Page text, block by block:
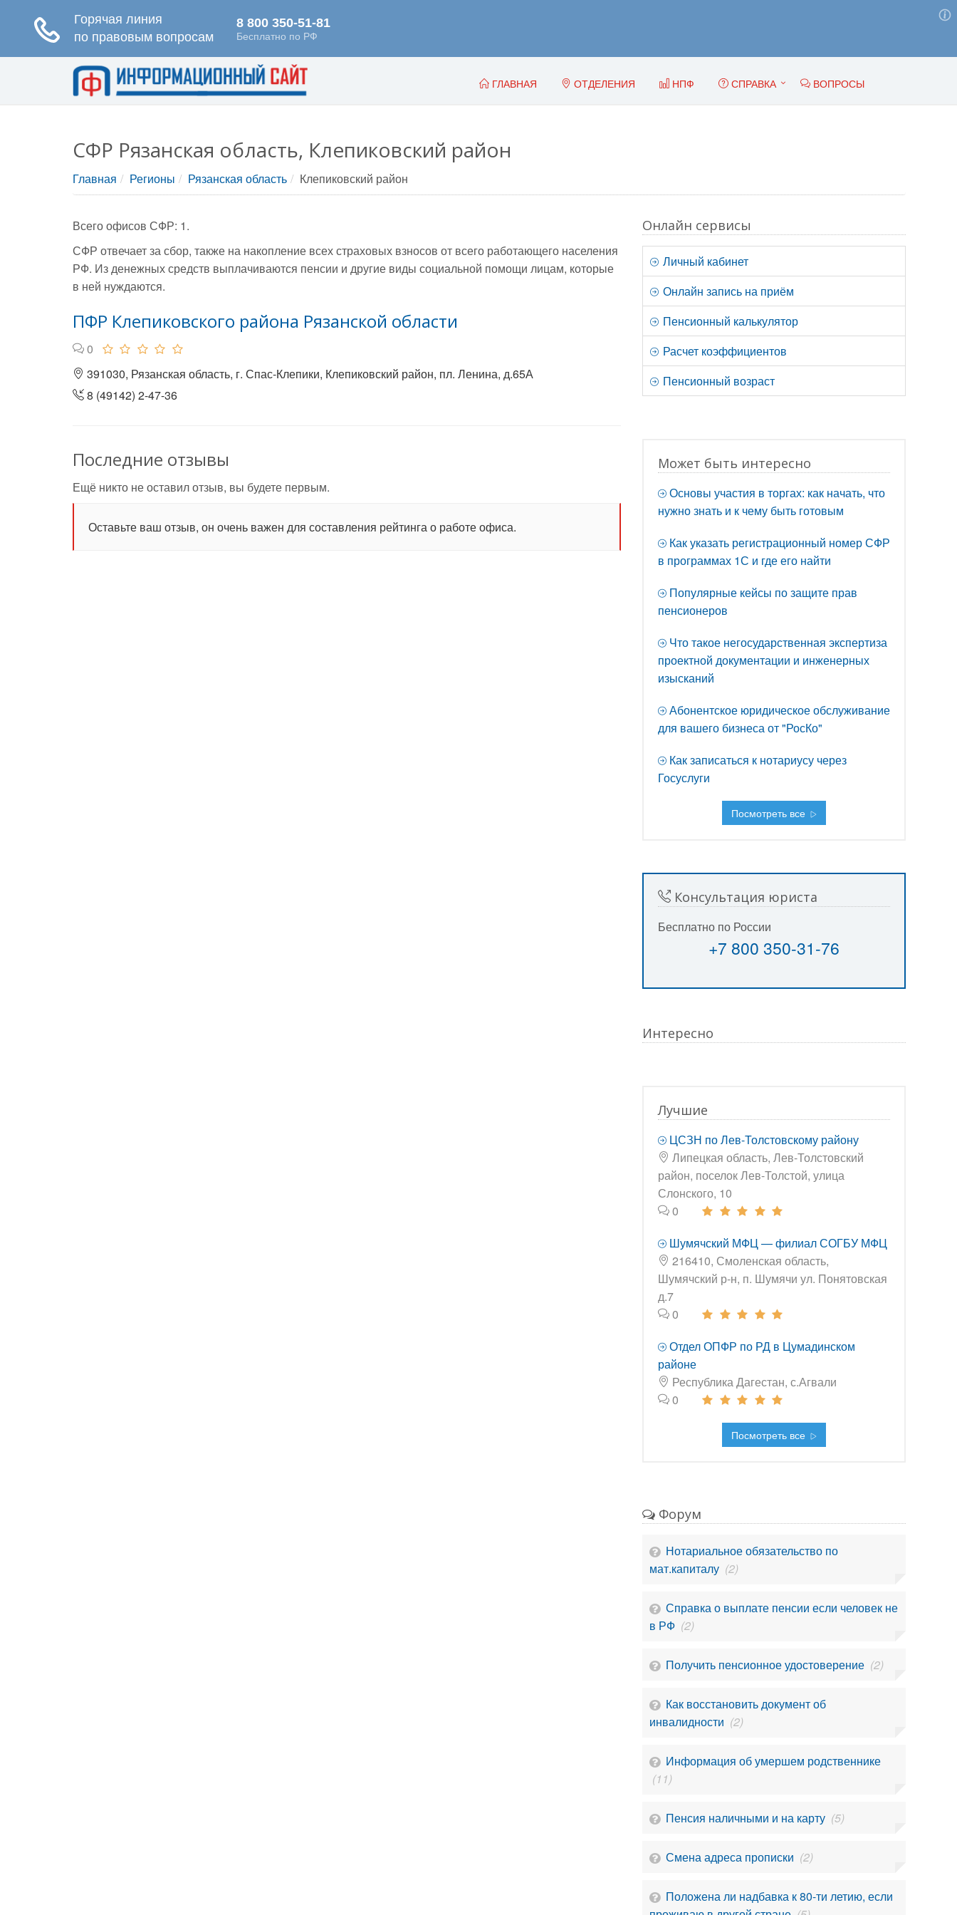
ГЛАВНАЯ ОТДЕЛЕНИЯ НПФ СПРАВКА ВОПРОСЫ
СФР Рязанская область, Клепиковский район
Главная Регионы Рязанская область Клепиковский район
Всего офисов СФР: 1.
СФР отвечает за сбор, также на накопление всех страховых взносов от всего работающего населения
РФ. Из денежных средств выплачиваются пенсии и другие виды социальной помощи лицам, которые
в ней нуждаются.
ПФР Клепиковского района Рязанской области
0
391030, Рязанская область, г. Спас-Клепики, Клепиковский район, пл. Ленина, д.65А
8 (49142) 2-47-36
Последние отзывы
Ещё никто не оставил отзыв, вы будете первым.
Оставьте ваш отзыв, он очень важен для составления рейтинга о работе офиса.
Онлайн сервисы
Личный кабинет
Онлайн запись на приём
Пенсионный калькулятор
Расчет коэффициентов
Пенсионный возраст
Может быть интересно
Основы участия в торгах: как начать, что
нужно знать и к чему быть готовым
Как указать регистрационный номер СФР
в программах 1С и где его найти
Популярные кейсы по защите прав
пенсионеров
Что такое негосударственная экспертиза
проектной документации и инженерных
изысканий
Абонентское юридическое обслуживание
для вашего бизнеса от "РосКо"
Как записаться к нотариусу через
Госуслуги
Посмотреть все
Консультация юриста
Бесплатно по России
+7 800 350-31-76
Интересно
Лучшие
ЦСЗН по Лев-Толстовскому району
Липецкая область, Лев-Толстовский
район, поселок Лев-Толстой, улица
Слонского, 10
0
Шумячский МФЦ — филиал СОГБУ МФЦ
216410, Смоленская область,
Шумячский р-н, п. Шумячи ул. Понятовская
д.7
0
Отдел ОПФР по РД в Цумадинском
районе
Республика Дагестан, с.Агвали
0
Посмотреть все
Форум
Нотариальное обязательство по
мат.капиталу (2)
Справка о выплате пенсии если человек не
в РФ (2)
Получить пенсионное удостоверение (2)
Как восстановить документ об
инвалидности (2)
Информация об умершем родственнике
(11)
Пенсия наличными и на карту (5)
Смена адреса прописки (2)
Положена ли надбавка к 80-ти летию, если